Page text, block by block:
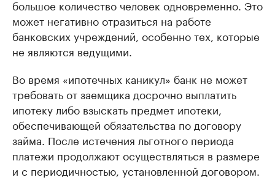
большое количество человек одновременно. Это
может негативно отразиться на работе
банковских учреждений, особенно тех, которые
не являются ведущими.
Во время «ипотечных каникул» банк не может
требовать от заемщика досрочно выплатить
ипотеку либо взыскать предмет ипотеки,
обеспечивающей обязательства по договору
займа. После истечения льготного периода
платежи продолжают осуществляться в размере
и с периодичностью, установленной договором.